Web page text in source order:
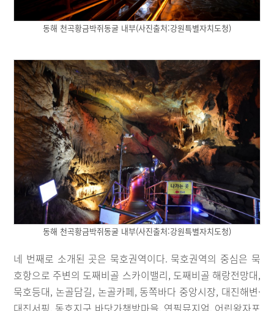
동해 천곡황금박쥐동굴 내부(사진출처:강원특별자치도청)
동해 천곡황금박쥐동굴 내부(사진출처:강원특별자치도청)
네 번째로 소개된 곳은 묵호권역이다. 묵호권역의 중심은 묵
호항으로 주변의 도째비골 스카이밸리, 도째비골 해랑전망대,
묵호등대, 논골담길, 논골카페, 동쪽바다 중앙시장, 대진해변·